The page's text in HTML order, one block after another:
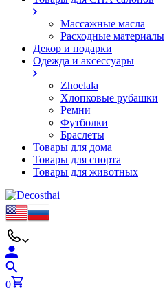
Массажные масла
Расходные материалы
Декор и подарки
Одежда и аксессуары
Zhoelala
Хлопковые рубашки
Ремни
Футболки
Браслеты
Товары для дома
Товары для спорта
Товары для животных
0